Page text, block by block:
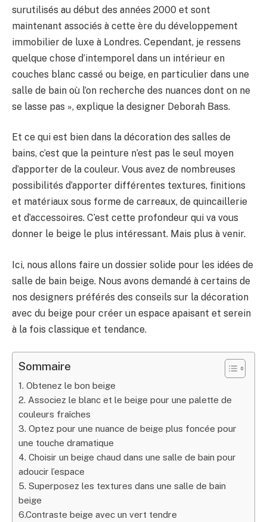
surutilisés au début des années 2000 et sont
maintenant associés à cette ère du développement
immobilier de luxe à Londres. Cependant, je ressens
quelque chose d’intemporel dans un intérieur en
couches blanc cassé ou beige, en particulier dans une
salle de bain où l’on recherche des nuances dont on ne
se lasse pas », explique la designer Deborah Bass.
Et ce qui est bien dans la décoration des salles de
bains, c’est que la peinture n’est pas le seul moyen
d’apporter de la couleur. Vous avez de nombreuses
possibilités d’apporter différentes textures, finitions
et matériaux sous forme de carreaux, de quincaillerie
et d’accessoires. C’est cette profondeur qui va vous
donner le beige le plus intéressant. Mais plus à venir.
Ici, nous allons faire un dossier solide pour les idées de
salle de bain beige. Nous avons demandé à certains de
nos designers préférés des conseils sur la décoration
avec du beige pour créer un espace apaisant et serein
à la fois classique et tendance.
Sommaire
1. Obtenez le bon beige
2. Associez le blanc et le beige pour une palette de
couleurs fraîches
3. Optez pour une nuance de beige plus foncée pour
une touche dramatique
4. Choisir un beige chaud dans une salle de bain pour
adoucir l’espace
5. Superposez les textures dans une salle de bain
beige
6.Contraste beige avec un vert tendre